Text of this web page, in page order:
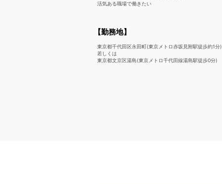
活気ある職場で働きたい
【勤務地】
東京都千代田区永田町(東京メトロ赤坂見附駅徒歩約1分)
若しくは
東京都文京区湯島(東京メトロ千代田線湯島駅徒歩0分)